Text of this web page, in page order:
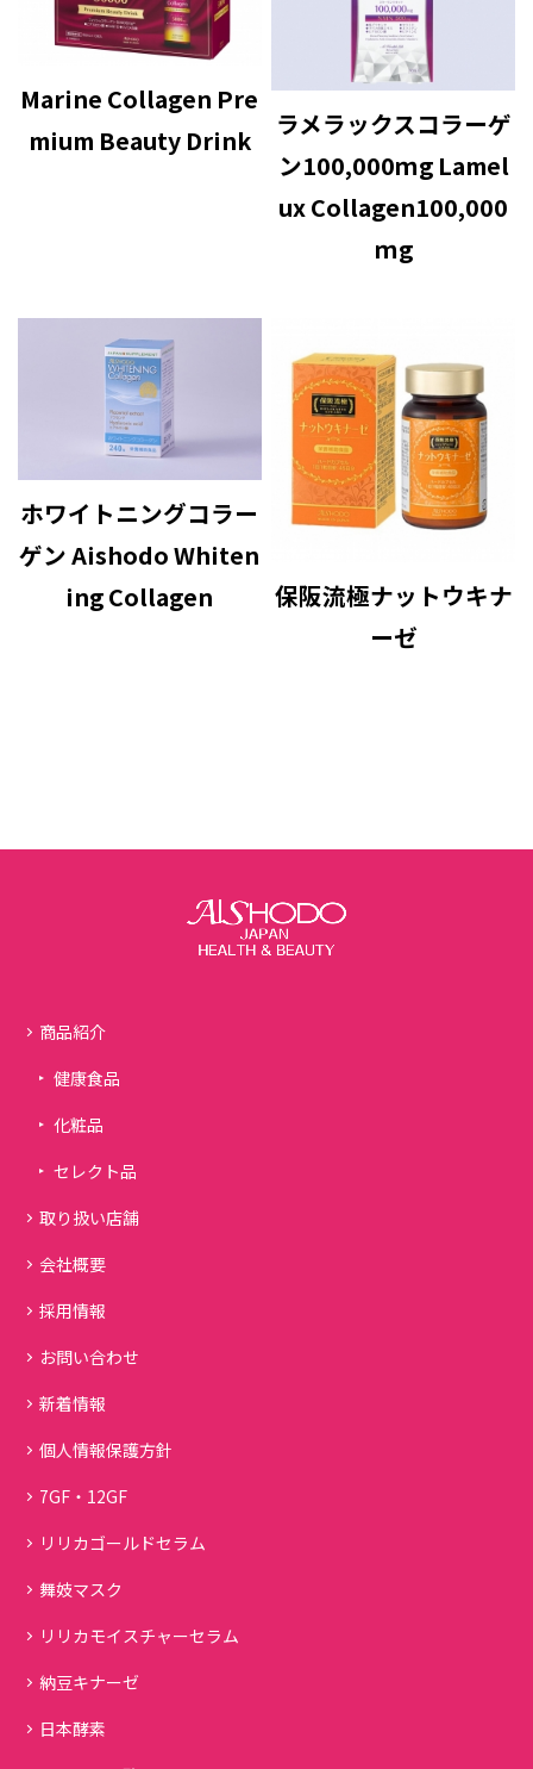
Marine Collagen Pre
mium Beauty Drink
ラメラックスコラーゲ
ン100,000ｍg Lamel
ux Collagen100,000
ｍg
ホワイトニングコラー
ゲン Aishodo Whiten
ing Collagen
保阪流極ナットウキナ
ーゼ
商品紹介
健康食品
化粧品
セレクト品
取り扱い店舗
会社概要
採用情報
お問い合わせ
新着情報
個人情報保護方針
7GF・12GF
リリカゴールドセラム
舞妓マスク
リリカモイスチャーセラム
納豆キナーゼ
日本酵素